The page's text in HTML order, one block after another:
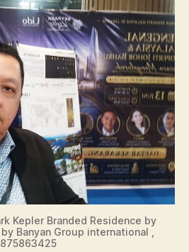
Kepler Branded Residence by
Banyan Group international ,